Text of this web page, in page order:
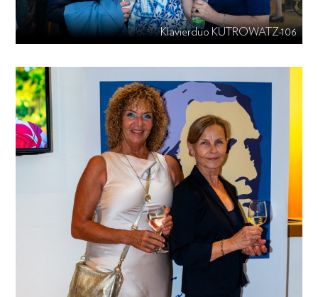
Klavierduo KUTROWATZ-106